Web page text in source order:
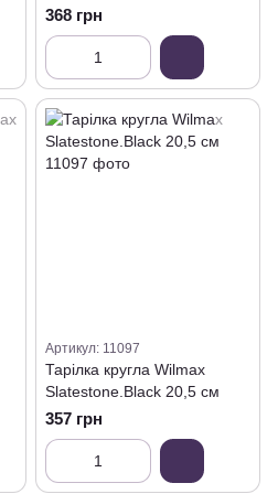
см
368 грн
Артикул: 11097
Тарілка кругла Wilmax
Slatestone.Black 20,5 см
357 грн